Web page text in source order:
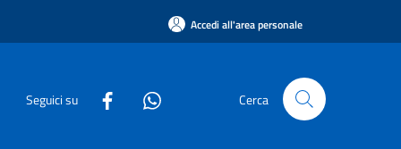
Accedi all'area personale
Seguici su Cerca